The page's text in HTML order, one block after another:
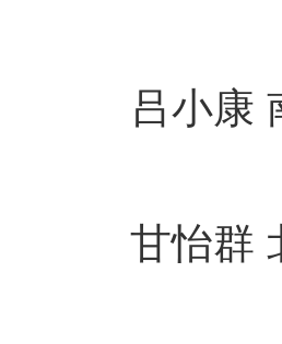
吕小康
甘怡群